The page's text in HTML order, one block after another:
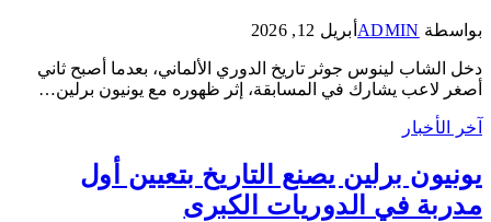
بواسطة ADMIN أبريل 12, 2026
دخل الشاب لينوس جوثر تاريخ الدوري الألماني، بعدما أصبح ثاني
أصغر لاعب يشارك في المسابقة، إثر ظهوره مع يونيون برلين…
آخر الأخبار
يونيون برلين يصنع التاريخ بتعيين أول
مدربة في الدوريات الكبرى